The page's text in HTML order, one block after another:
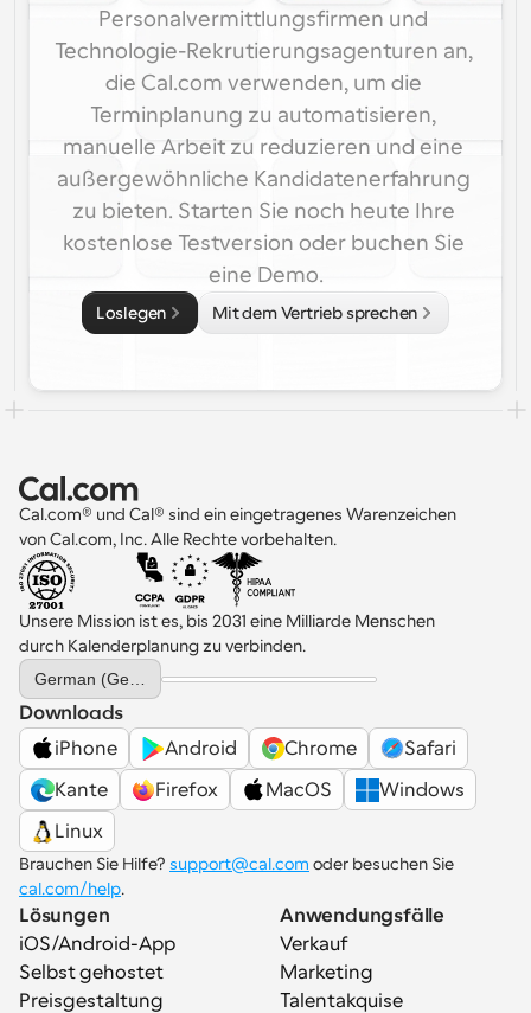
Personalvermittlungsfirmen und
Technologie-Rekrutierungsagenturen an,
die Cal.com verwenden, um die
Terminplanung zu automatisieren,
manuelle Arbeit zu reduzieren und eine
außergewöhnliche Kandidatenerfahrung
zu bieten. Starten Sie noch heute Ihre
kostenlose Testversion oder buchen Sie
eine Demo.
Loslegen Mit dem Vertrieb sprechen
Cal.com® und Cal® sind ein eingetragenes Warenzeichen
von Cal.com, Inc. Alle Rechte vorbehalten.
Unsere Mission ist es, bis 2031 eine Milliarde Menschen
durch Kalenderplanung zu verbinden.
Select Language
Downloads
iPhone
Android Chrome
Safari
Kante
Firefox MacOS
Windows
Linux
Brauchen Sie Hilfe? support@cal.com
cal.com/help.
Lösungen
iOS/Android-App
Selbst gehostet
Preisgestaltung
Anwendungsfälle
Verkauf
Marketing
Talentakquise